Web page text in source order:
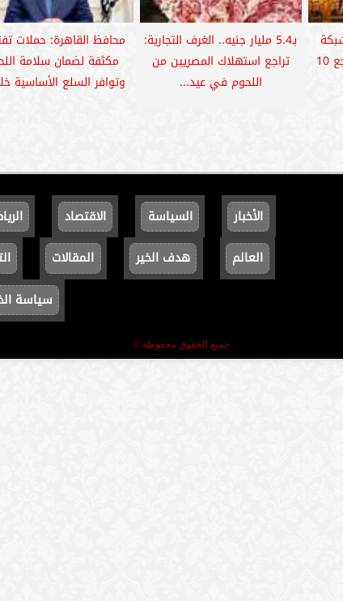
العيد.. أسعار الذهب تتراجع 10
بـ5.4 مليار جنيه.. الغرف التجارية:
تراجع استهلاك المصريين من
اللحوم في عيد...
محافظ القاهرة: حملات
مكثفة لضمان سلامة
وتوافر السلع الأساسية
الأخبار السياسة الاقتصاد
العالم
هدف الخير المقالات
سياسة
جميع الحقوق محفوظة ©